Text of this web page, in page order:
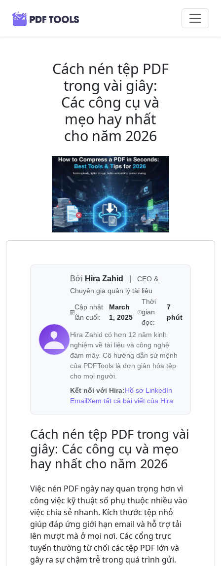
Cách nén tệp PDF
trong vài giây:
Các công cụ và
mẹo hay nhất
cho năm 2026
Bởi Hira Zahid
CEO &
Chuyên gia quản lý tài liệu
Cập nhật
lần cuối:
March
1, 2025
Thời
gian
đọc:
7
phút
Hira Zahid có hơn 12 năm kinh
nghiệm về tài liệu và công nghệ
đám mây. Cô hướng dẫn sứ mệnh
của PDFTools là đơn giản hóa tệp
cho mọi người.
Kết nối với Hira:Hồ sơ LinkedIn
EmailXem tất cả bài viết của Hira
Cách nén tệp PDF trong vài
giây: Các công cụ và mẹo
hay nhất cho năm 2026
Việc nén PDF ngày nay quan trọng hơn vì
công việc kỹ thuật số phụ thuộc nhiều vào
việc chia sẻ nhanh. Kích thước tệp nhỏ
giúp đáp ứng giới hạn email và hỗ trợ tải
lên mượt mà ở mọi nơi. Các cổng trực
tuyến thường từ chối các tệp PDF lớn và
gây ra sự chậm trễ trong quá trình gửi.